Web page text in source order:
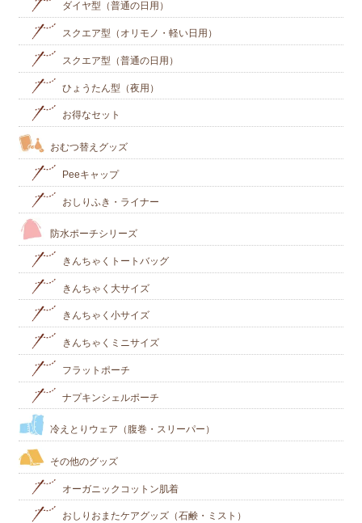
ダイヤ型（普通の日用）
スクエア型（オリモノ・軽い日用）
スクエア型（普通の日用）
ひょうたん型（夜用）
お得なセット
おむつ替えグッズ
Peeキャップ
おしりふき・ライナー
防水ポーチシリーズ
きんちゃくトートバッグ
きんちゃく大サイズ
きんちゃく小サイズ
きんちゃくミニサイズ
フラットポーチ
ナプキンシェルポーチ
冷えとりウェア（腹巻・スリーパー）
その他のグッズ
オーガニックコットン肌着
おしりおまたケアグッズ（石鹸・ミスト）